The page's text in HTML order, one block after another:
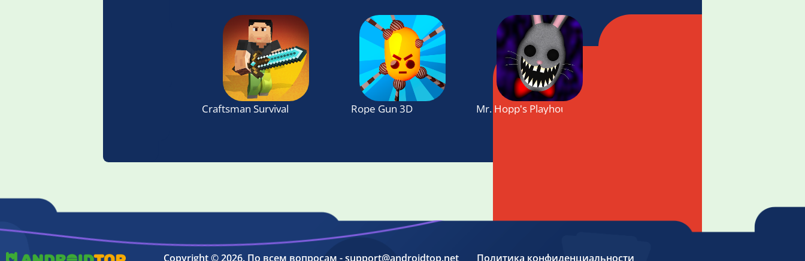
Craftsman Survival - Smash 'em allRope Gun 3D Mr. Hopp's Playhouse 2
Copyright © 2026. По всем вопросам - support@androidtop.net Политика конфиденциальности